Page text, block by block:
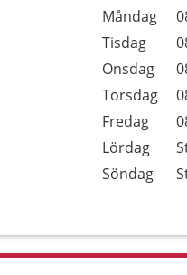
Dag
Öppettider
Måndag
Tisdag
Onsdag
Torsdag
Fredag
Lördag
Söndag